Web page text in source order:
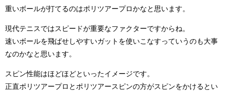
重いボールが打てるのはポリツアープロかなと思います。
現代テニスではスピードが重要なファクターですからね。
速いボールを飛ばせしやすいガットを使いこなすっていうのも大事
なのかなと思います。
スピン性能はほどほどといったイメージです。
正直ポリツアープロとポリツアースピンの方がスピンをかけるとい